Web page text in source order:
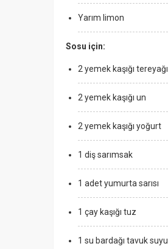
Yarım limon
Sosu için:
2 yemek kaşığı tereyağı
2 yemek kaşığı un
2 yemek kaşığı yoğurt
1 diş sarımsak
1 adet yumurta sarısı
1 çay kaşığı tuz
1 su bardağı tavuk suyu